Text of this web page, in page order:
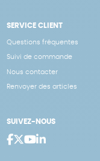
SERVICE CLIENT
Questions fréquentes
Suivi de commande
Nous contacter
Renvoyer des articles
SUIVEZ-NOUS